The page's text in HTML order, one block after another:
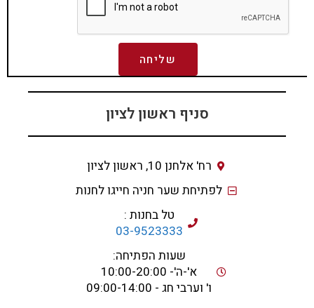
שליחה
סניף ראשון לציון
רח' אלחנן 10, ראשון לציון
לפתיחת שער חניה חייגו לחנות
טל בחנות :
03-9523333
שעות הפתיחה:
א'-ה'- 10:00-20:00
ו' וערבי חג - 09:00-14:00